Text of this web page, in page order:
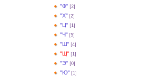
"Ф" [2]
"Х" [2]
"Ц" [1]
"Ч" [5]
"Ш" [4]
"Щ" [1]
"Э" [0]
"Ю" [1]